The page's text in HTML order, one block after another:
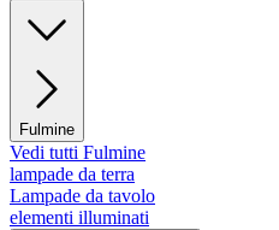
Fulmine
Vedi tutti Fulmine
lampade da terra
Lampade da tavolo
elementi illuminati